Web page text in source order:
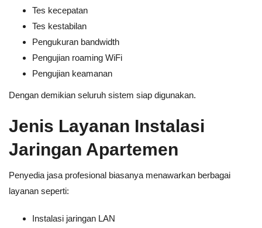
Tes kecepatan
Tes kestabilan
Pengukuran bandwidth
Pengujian roaming WiFi
Pengujian keamanan
Dengan demikian seluruh sistem siap digunakan.
Jenis Layanan Instalasi
Jaringan Apartemen
Penyedia jasa profesional biasanya menawarkan berbagai
layanan seperti:
Instalasi jaringan LAN